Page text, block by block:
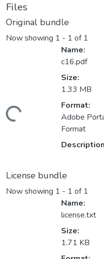
Files
Original bundle
Now showing 1 - 1 of 1
Loading...
Name:
c16.pdf
Size:
1.33 MB
Format:
Adobe
Format
License bundle
Now showing 1 - 1 of 1
Name:
license.txt
Size:
1.71 KB